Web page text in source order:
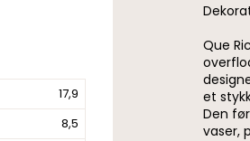
17,9
8,5
Que
et
Den
vaser,